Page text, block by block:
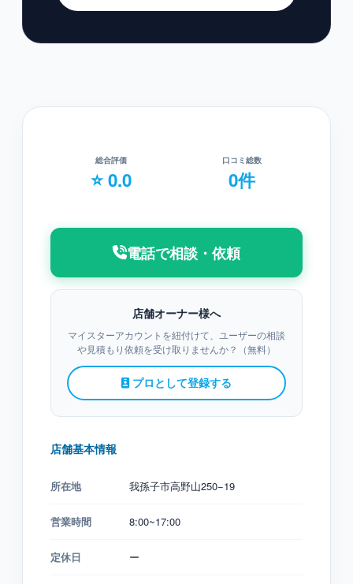
総合評価
⭐ 0.0
口コミ総数
0件
電話で相談・依頼
店舗オーナー様へ
マイスターアカウントを紐付けて、ユーザーの相談
や見積もり依頼を受け取りませんか？（無料）
プロとして登録する
店舗基本情報
所在地 我孫子市高野山250−19
営業時間 8:00~17:00
定休日 ー